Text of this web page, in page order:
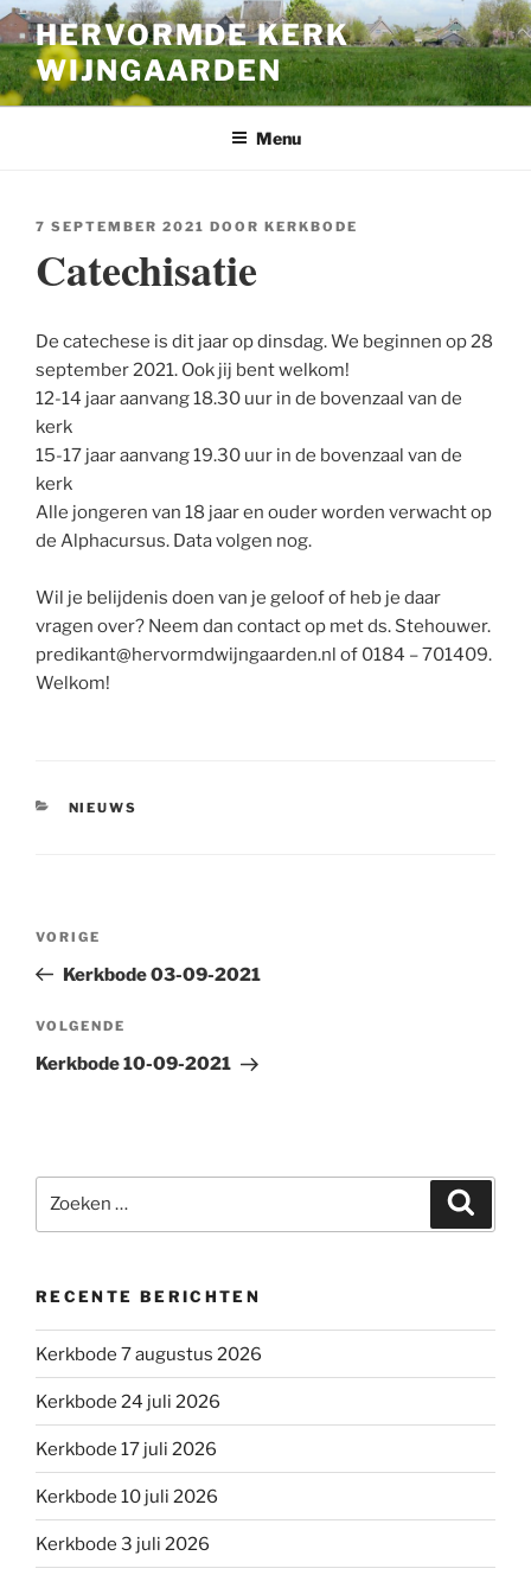
Ga
naar
de
inhoud
HERVORMDE KERK
WIJNGAARDEN
Menu
GEPLAATST
7 SEPTEMBER 2021 DOOR KERKBODE
Catechisatie
De catechese is dit jaar op dinsdag. We beginnen op 28
september 2021. Ook jij bent welkom!
12-14 jaar aanvang 18.30 uur in de bovenzaal van de
kerk
15-17 jaar aanvang 19.30 uur in de bovenzaal van de
kerk
Alle jongeren van 18 jaar en ouder worden verwacht op
de Alphacursus. Data volgen nog.
Wil je belijdenis doen van je geloof of heb je daar
vragen over? Neem dan contact op met ds. Stehouwer.
predikant@hervormdwijngaarden.nl of 0184 – 701409.
Welkom!
CATEGORIEËN
NIEUWS
Vorig
bericht
VORIGE
Kerkbode 03-09-2021
Volgend
bericht
VOLGENDE
Kerkbode 10-09-2021
naar:
RECENTE BERICHTEN
Kerkbode 7 augustus 2026
Kerkbode 24 juli 2026
Kerkbode 17 juli 2026
Kerkbode 10 juli 2026
Kerkbode 3 juli 2026